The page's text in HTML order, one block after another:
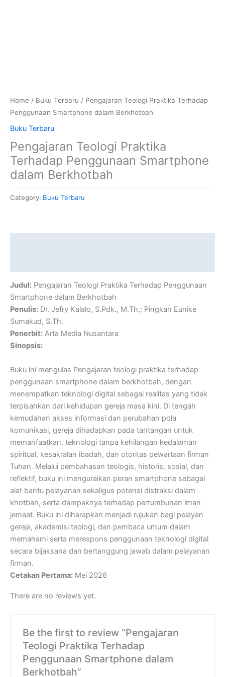
Home / Buku Terbaru / Pengajaran Teologi Praktika Terhadap
Penggunaan Smartphone dalam Berkhotbah
Buku Terbaru
Pengajaran Teologi Praktika
Terhadap Penggunaan Smartphone
dalam Berkhotbah
Category: Buku Terbaru
Judul: Pengajaran Teologi Praktika Terhadap Penggunaan
Smartphone dalam Berkhotbah
Penulis: Dr. Jefry Kalalo, S.Pdk., M.Th.; Pingkan Eunike
Sumakud, S.Th.
Penerbit: Arta Media Nusantara
Sinopsis:
Buku ini mengulas Pengajaran teologi praktika terhadap
penggunaan smartphone dalam berkhotbah, dengan
menempatkan teknologi digital sebagai realitas yang tidak
terpisahkan dari kehidupan gereja masa kini. Di tengah
kemudahan akses informasi dan perubahan pola
komunikasi, gereja dihadapkan pada tantangan untuk
memanfaatkan. teknologi tanpa kehilangan kedalaman
spiritual, kesakralan ibadah, dan otoritas pewartaan firman
Tuhan. Melalui pembahasan teologis, historis, sosial, dan
reflektif, buku ini menguraikan peran smartphone sebagai
alat bantu pelayanan sekaligus potensi distraksi dalam
khotbah, serta dampaknya terhadap pertumbuhan iman
jemaat. Buku ini diharapkan menjadi rujukan bagi pelayan
gereja, akademisi teologi, dan pembaca umum dalam
memahami serta merespons penggunaan teknologi digital
secara bijaksana dan bertanggung jawab dalam pelayanan
firman.
Cetakan Pertama: Mei 2026
There are no reviews yet.
Be the first to review “Pengajaran
Teologi Praktika Terhadap
Penggunaan Smartphone dalam
Berkhotbah”